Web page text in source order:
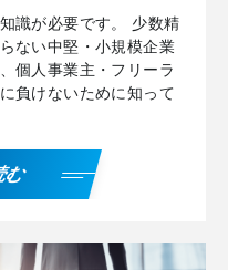
識が必要です。 少数精
ない中堅・小規模企業
個人事業主・フリーラ
負けないために知って
む